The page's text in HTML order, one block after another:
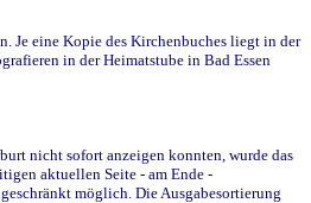
Je eine Kopie des Kirchenbuches liegt in der
in der Heimatstube in Bad Essen
nicht sofort anzeigen konnten, wurde das
aktuellen Seite - am Ende -
möglich. Die Ausgabesortierung